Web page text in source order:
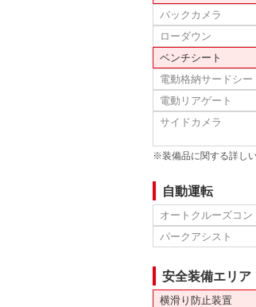
バックカメラ
ローダウン
ベンチシート
電動格納サードシー
電動リアゲート
サイドカメラ
※装備品に関する詳し
自動運転
オートクルーズコン
パークアシスト
安全装備エリア
横滑り防止装置